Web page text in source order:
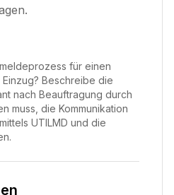
für einen
Beschreibe die
nach Beauftragung durch
muss, die Kommunikation
UTILMD und die